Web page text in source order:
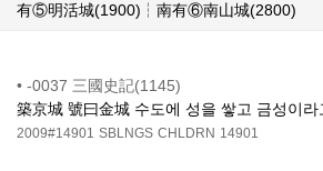
有⑤明活城(1900)┆南有⑥南山城(2800)
• -0037 三國史記(1145)
築京城 號曰金城 수도에 성을 쌓고 금성이라
2009#14901 SBLNGS CHLDRN 14901